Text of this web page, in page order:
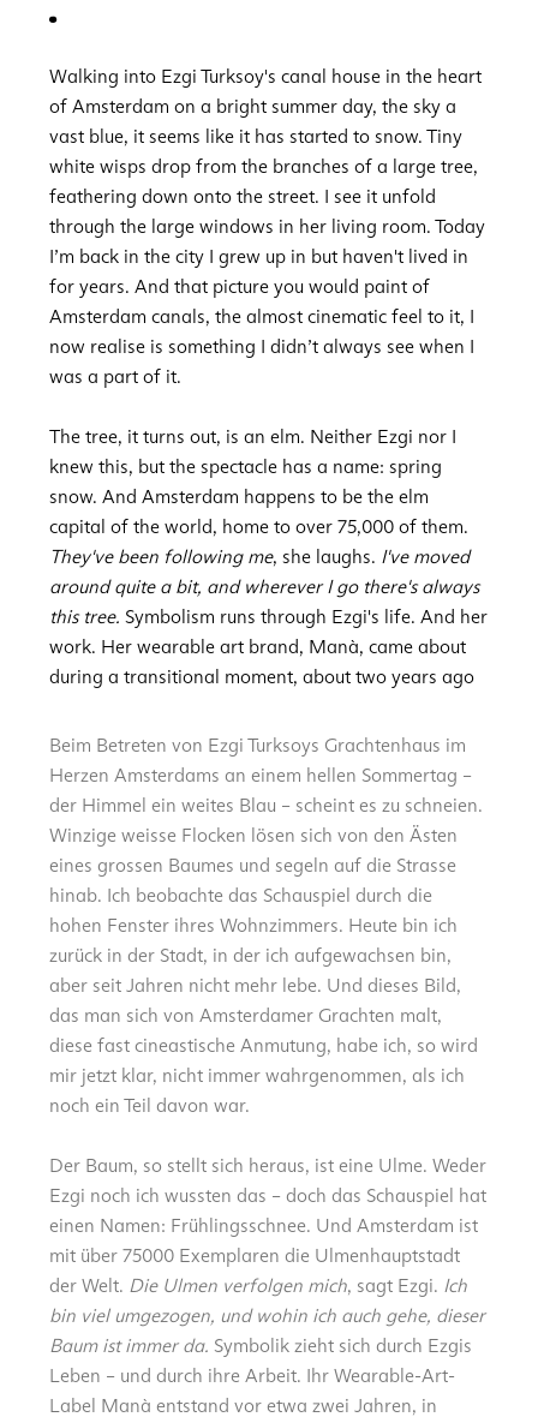
Walking into Ezgi Turksoy's canal house in the heart
of Amsterdam on a bright summer day, the sky a
vast blue, it seems like it has started to snow. Tiny
white wisps drop from the branches of a large tree,
feathering down onto the street. I see it unfold
through the large windows in her living room. Today
I’m back in the city I grew up in but haven't lived in
for years. And that picture you would paint of
Amsterdam canals, the almost cinematic feel to it, I
now realise is something I didn’t always see when I
was a part of it.
The tree, it turns out, is an elm. Neither Ezgi nor I
knew this, but the spectacle has a name: spring
snow. And Amsterdam happens to be the elm
capital of the world, home to over 75,000 of them.
They've been following me, she laughs. I've moved
around quite a bit, and wherever I go there's always
this tree. Symbolism runs through Ezgi's life. And her
work. Her wearable art brand, Manà, came about
during a transitional moment, about two years ago
Beim Betreten von Ezgi Turksoys Grachtenhaus im
Herzen Amsterdams an einem hellen Sommertag –
der Himmel ein weites Blau – scheint es zu schneien.
Winzige weisse Flocken lösen sich von den Ästen
eines grossen Baumes und segeln auf die Strasse
hinab. Ich beobachte das Schauspiel durch die
hohen Fenster ihres Wohnzimmers. Heute bin ich
zurück in der Stadt, in der ich aufgewachsen bin,
aber seit Jahren nicht mehr lebe. Und dieses Bild,
das man sich von Amsterdamer Grachten malt,
diese fast cineastische Anmutung, habe ich, so wird
mir jetzt klar, nicht immer wahrgenommen, als ich
noch ein Teil davon war.
Der Baum, so stellt sich heraus, ist eine Ulme. Weder
Ezgi noch ich wussten das – doch das Schauspiel hat
einen Namen: Frühlings­schnee. Und Amsterdam ist
mit über 75000 Exemplaren die Ulmenhauptstadt
der Welt. Die Ulmen verfolgen mich, sagt Ezgi. Ich
bin viel umgezogen, und wohin ich auch gehe, dieser
Baum ist immer da. Symbolik zieht sich durch Ezgis
Leben – und durch ihre Arbeit. Ihr Wearable-Art-
Label Manà entstand vor etwa zwei Jahren, in